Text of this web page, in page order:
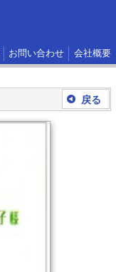
お問い合わせ 会社概要
戻る